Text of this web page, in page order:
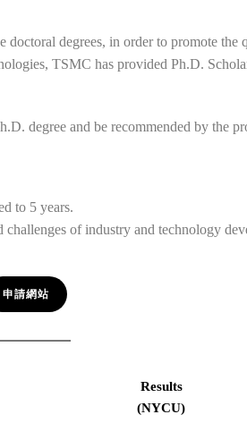
degrees, in order to promote
TSMC has provided Ph.D.
degree and be recommended by the
to 5 years.
challenges of industry and technology
申請網站
Results
(NYCU)